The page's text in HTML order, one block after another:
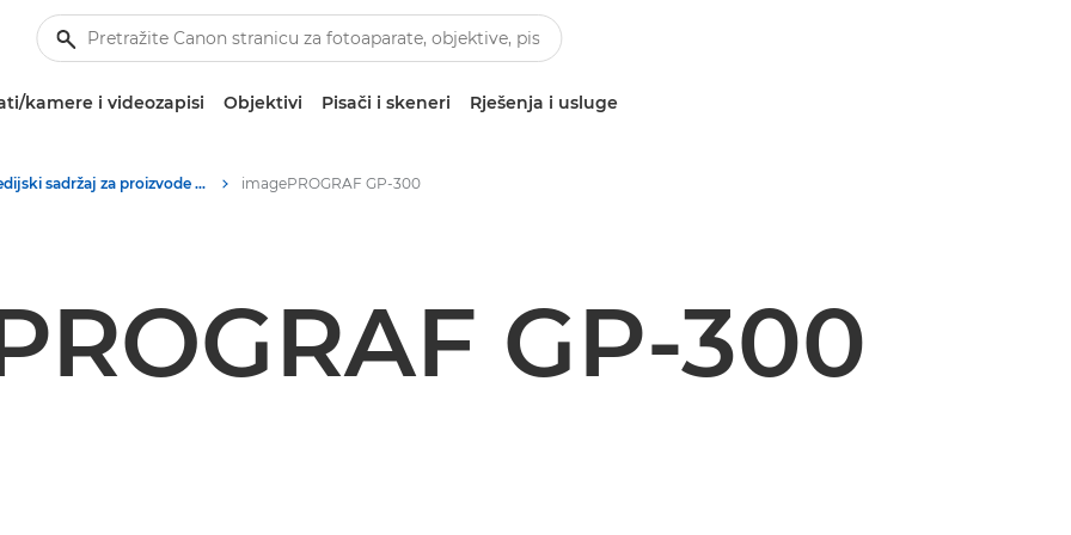
kamere i videozapisi Objektivi Pisači i skeneri Rješenja i usluge
Medijski sadržaj za proizvode za ispisivanje velikih formata – tiskovni centar tvrtke Canon imagePROGRAF GP-300
GP-300